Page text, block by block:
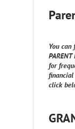
You
for
financial
click